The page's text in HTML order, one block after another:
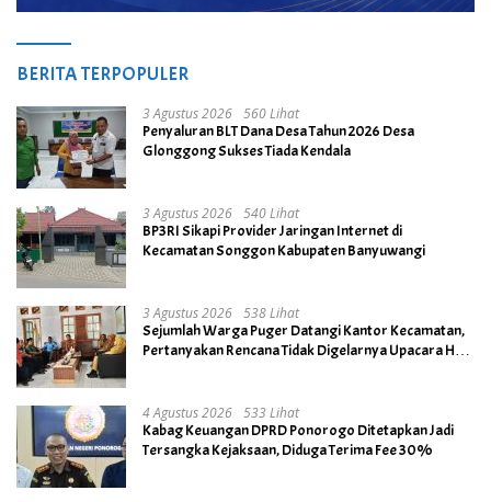
BERITA TERPOPULER
3 Agustus 2026 560 Lihat
Penyaluran BLT Dana Desa Tahun 2026 Desa
Glonggong Sukses Tiada Kendala
3 Agustus 2026 540 Lihat
BP3RI Sikapi Provider Jaringan Internet di
Kecamatan Songgon Kabupaten Banyuwangi
3 Agustus 2026 538 Lihat
Sejumlah Warga Puger Datangi Kantor Kecamatan,
Pertanyakan Rencana Tidak Digelarnya Upacara HUT
4 Agustus 2026 533 Lihat
Kabag Keuangan DPRD Ponorogo Ditetapkan Jadi
Tersangka Kejaksaan, Diduga Terima Fee 30%